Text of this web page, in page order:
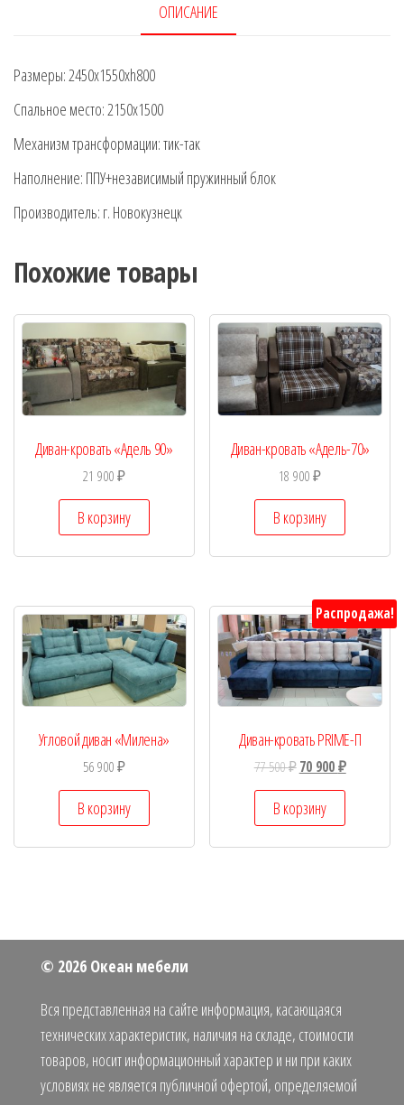
ОПИСАНИЕ
Размеры: 2450х1550хh800
Спальное место: 2150х1500
Механизм трансформации: тик-так
Наполнение: ППУ+независимый пружинный блок
Производитель: г. Новокузнецк
Похожие товары
Диван-кровать «Адель 90»
21 900₽
В корзину
Диван-кровать «Адель-70»
18 900₽
В корзину
Угловой диван «Милена»
56 900₽
В корзину
Распродажа!
Диван-кровать PRIME-П
77 500₽ 70 900₽
В корзину
© 2026 Океан мебели
Вся представленная на сайте информация, касающаяся
технических характеристик, наличия на складе, стоимости
товаров, носит информационный характер и ни при каких
условиях не является публичной офертой, определяемой